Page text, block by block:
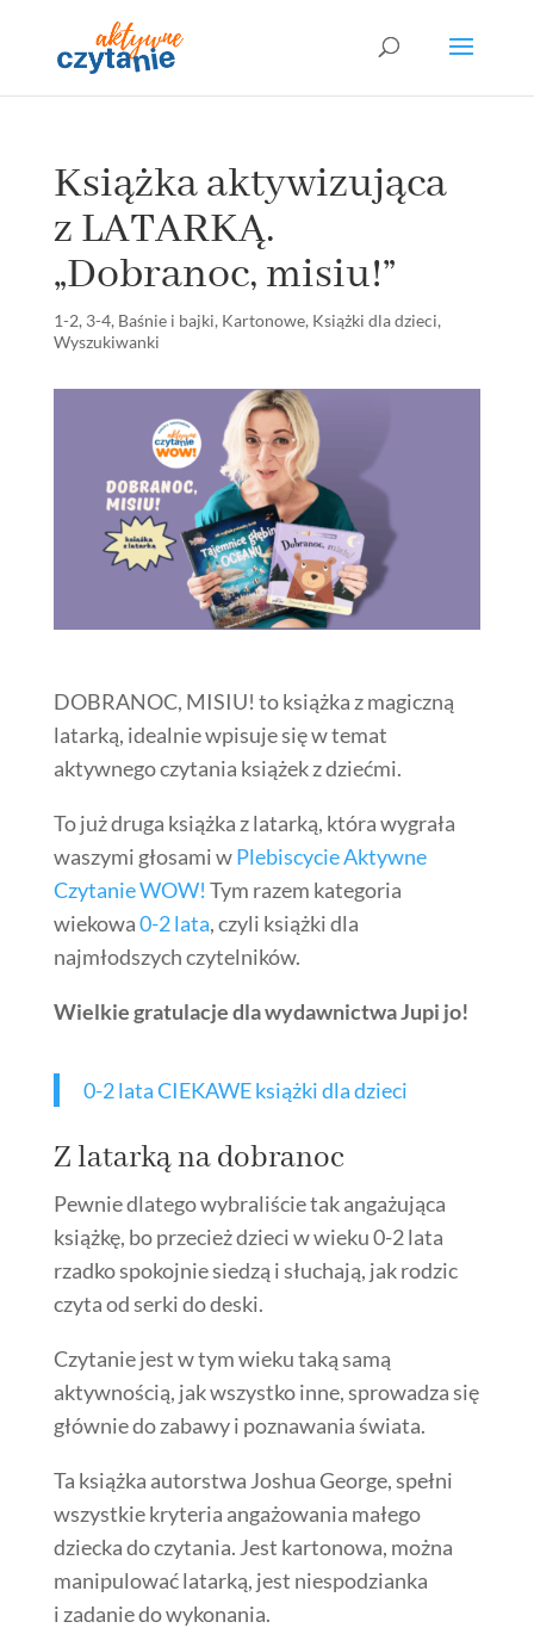
Książka aktywizująca
z LATARKĄ.
„Dobranoc, misiu!”
1-2, 3-4, Baśnie i bajki, Kartonowe, Książki dla dzieci,
Wyszukiwanki
DOBRANOC, MISIU! to książka z magiczną
latarką, idealnie wpisuje się w temat
aktywnego czytania książek z dziećmi.
To już druga książka z latarką, która wygrała
waszymi głosami wPlebiscycie Aktywne
Czytanie WOW! Tym razem kategoria
wiekowa0-2 lata, czyli książki dla
najmłodszych czytelników.
Wielkie gratulacje dla wydawnictwa Jupi jo!
0-2 lata CIEKAWE książki dla dzieci
Z latarką na dobranoc
Pewnie dlatego wybraliście tak angażująca
książkę, bo przecież dzieci w wieku 0-2 lata
rzadko spokojnie siedzą i słuchają, jak rodzic
czyta od serki do deski.
Czytanie jest w tym wieku taką samą
aktywnością, jak wszystko inne, sprowadza się
głównie do zabawy i poznawania świata.
Ta książka autorstwa Joshua George, spełni
wszystkie kryteria angażowania małego
dziecka do czytania. Jest kartonowa, można
manipulować latarką, jest niespodzianka
i zadanie do wykonania.